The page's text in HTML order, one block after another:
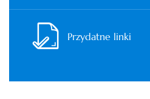
Przydatne linki